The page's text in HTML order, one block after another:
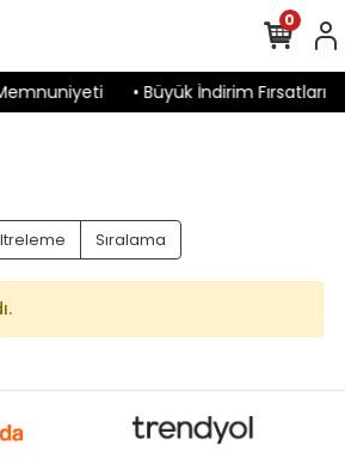
• Büyük İndirim Fırsatları
0
Sıralama